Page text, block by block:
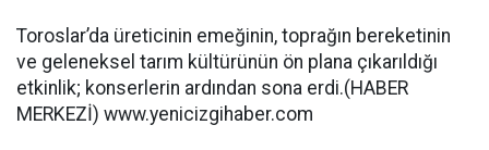
Toroslar’da üreticinin emeğinin, toprağın bereketinin
ve geleneksel tarım kültürünün ön plana çıkarıldığı
etkinlik; konserlerin ardından sona erdi.(HABER
MERKEZİ) www.yenicizgihaber.com